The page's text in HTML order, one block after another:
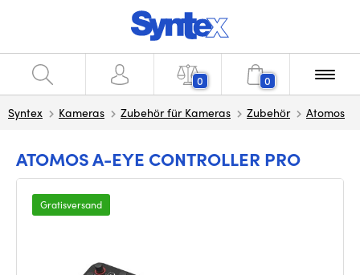
0 0
Syntex Kameras Zubehör für Kameras Zubehör Atomos
ATOMOS A-EYE CONTROLLER PRO
Gratisversand